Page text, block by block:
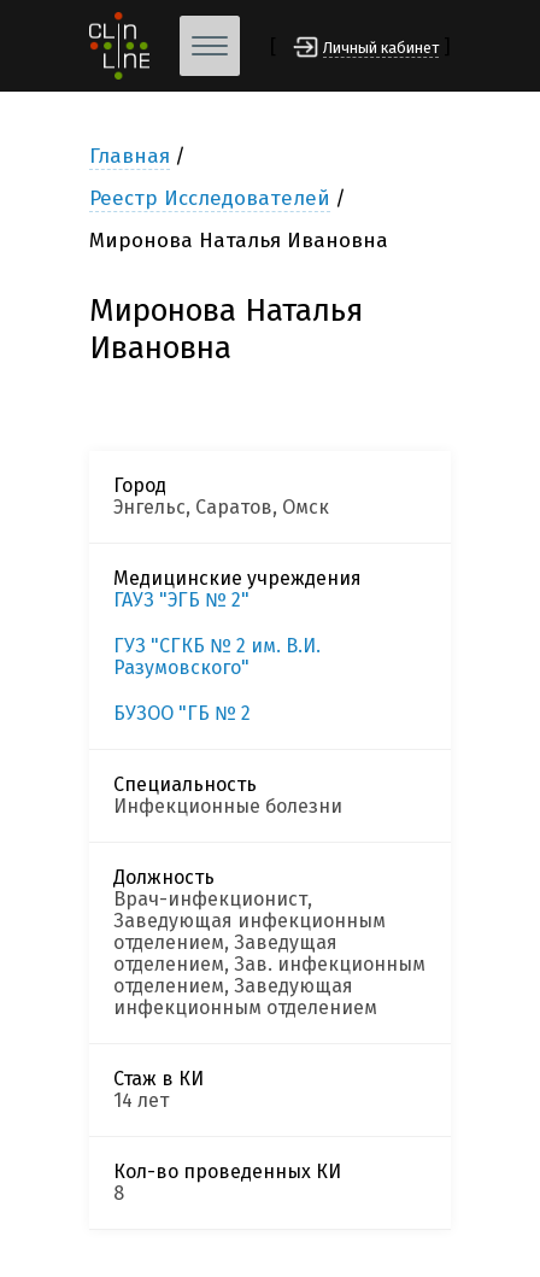
Личный кабинет
Главная
Реестр Исследователей
Миронова Наталья Ивановна
Миронова Наталья
Ивановна
Город
Энгельс, Саратов, Омск
Медицинские учреждения
ГАУЗ "ЭГБ № 2"
ГУЗ "СГКБ № 2 им. В.И.
Разумовского"
БУЗОО "ГБ № 2
Специальность
Инфекционные болезни
Должность
Врач-инфекционист,
Заведующая инфекционным
отделением, Заведущая
отделением, Зав. инфекционным
отделением, Заведующая
инфекционным отделением
Стаж в КИ
14 лет
Кол-во проведенных КИ
8